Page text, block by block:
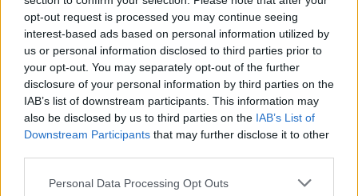
opt-out request is processed you may continue seeing
interest-based ads based on personal information utilized by
us or personal information disclosed to third parties prior to
your opt-out. You may separately opt-out of the further
disclosure of your personal information by third parties on the
IAB’s list of downstream participants. This information may
also be disclosed by us to third parties on the IAB’s List of
Downstream Participants that may further disclose it to other
Personal Data Processing Opt Outs